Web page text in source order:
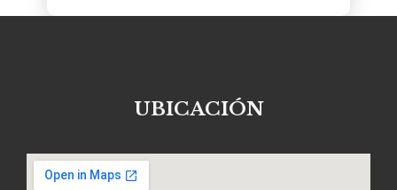
UBICACIÓN